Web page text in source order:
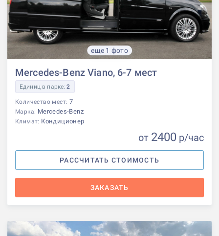
еще 1 фото
Mercedes-Benz Viano, 6-7 мест
Единиц в парке:2
Количество мест: 7
Марка: Mercedes-Benz
Климат: Кондиционер
от 2400 р/час
РАССЧИТАТЬ СТОИМОСТЬ
ЗАКАЗАТЬ